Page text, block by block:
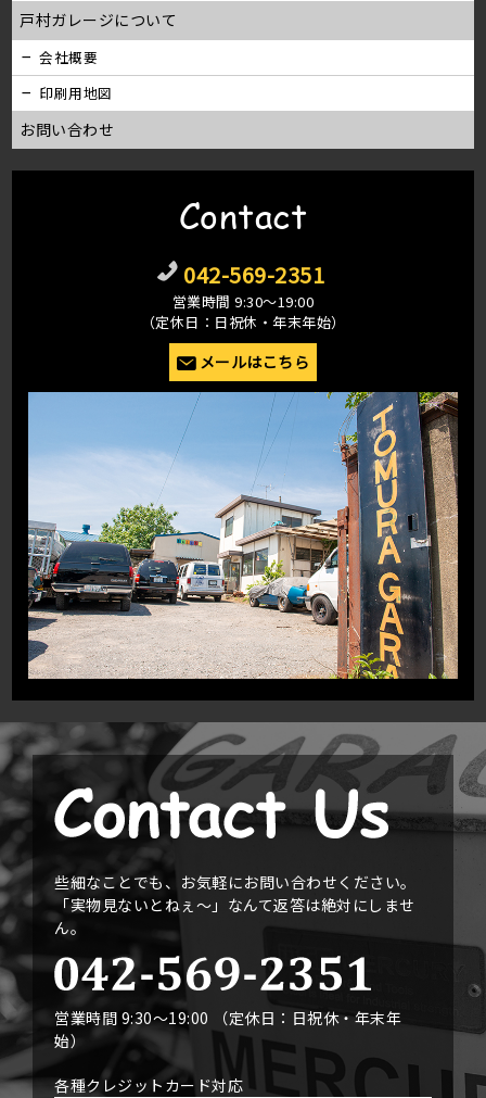
戸村ガレージについて
会社概要
印刷用地図
お問い合わせ
Contact
042-569-2351
営業時間 9:30〜19:00
（定休日：日祝休・年末年始）
メールはこちら
些細なことでも、お気軽にお問い合わせください。
「実物見ないとねぇ〜」なんて返答は絶対にしませ
ん。
営業時間 9:30〜19:00 （定休日：日祝休・年末年
始）
各種クレジットカード対応